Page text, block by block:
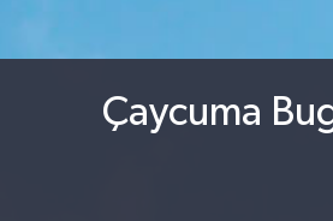
Çaycuma